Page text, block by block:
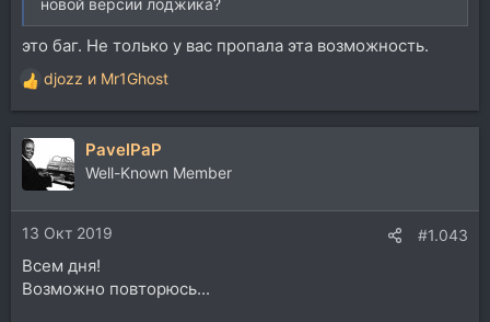
это баг. Не только у вас пропала эта возможность.
Р
е
а
к
ц
и
и
:
djozz и Mr1Ghost
PavelPaP
Well-Known Member
13 Окт 2019 #1.043
Всем дня!
Возможно повторюсь...